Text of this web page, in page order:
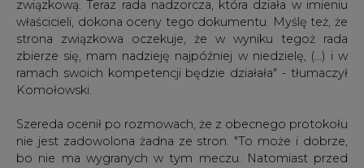
związkową. Teraz rada nadzorcza, która działa w imieniu
właścicieli, dokona oceny tego dokumentu. Myślę też, że
strona związkowa oczekuje, że w wyniku tegoż rada
zbierze się, mam nadzieję najpóźniej w niedzielę, (...) i w
ramach swoich kompetencji będzie działała" - tłumaczył
Komołowski.
Szereda ocenił po rozmowach, że z obecnego protokołu
nie jest zadowolona żadna ze stron. "To może i dobrze,
bo nie ma wygranych w tym meczu. Natomiast przed